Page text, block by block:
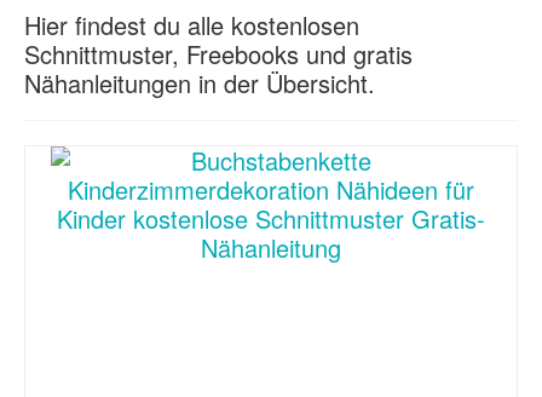
Hier findest du alle kostenlosen
Schnittmuster, Freebooks und gratis
Nähanleitungen in der Übersicht.